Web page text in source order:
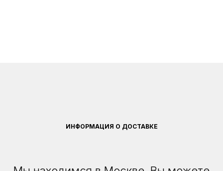
ИНФОРМАЦИЯ О ДОСТАВКЕ